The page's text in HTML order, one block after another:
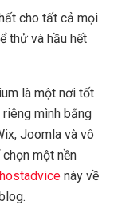
cho tất cả mọi
thử và hầu hết
là một nơi tốt
mình bằng
Joomla và vô
một nền
hostadvice này về